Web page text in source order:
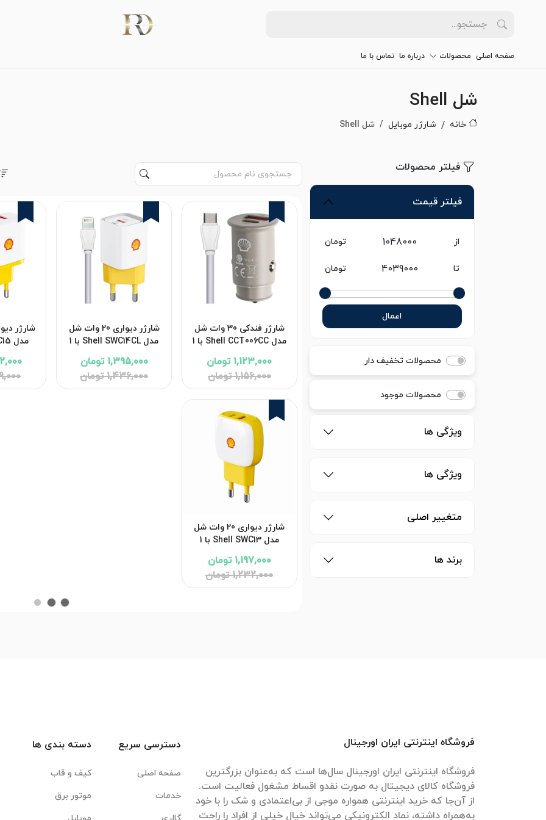
صفحه اصلی محصولات درباره ما تماس با ما
شل Shell
خانه شارژر موبایل شل Shell
فیلتر محصولات
فیلتر قیمت
از تومان
تا تومان
اعمال
محصولات تخفیف دار
محصولات موجود
ویژگی ها
ویژگی ها
متغییر اصلی
برند ها
3%
شارژر فندکی 30 وات شل
مدل Shell CCT006CC با 1
گارانتی 18 ماهه شرکتی
1,123,000 تومان
1,156,000 تومان
شارژر دیواری 20 وات شل
مدل Shell SWC14CL با 1
USB به همراه کابل لایتنینگ
با گارانتی 18 ماهه شرکتی
1,395,000 تومان
1,436,000 تومان
گارانتی 18 ماهه شرکتی
شارژر دیواری 20 وات شل
مدل Shell SWC13 با 1
USB با گارانتی 18 ماهه
شرکتی
1,197,000 تومان
1,232,000 تومان
فروشگاه اینترنتی ایران اورجینال
فروشگاه اینترنتی ایران اورجینال سال‌ها است که به‌عنوان بزرگترین
فروشگاه کالای دیجیتال به صورت نقدو اقساط مشغول فعالیت است.
از آن‌جا که خرید اینترنتی همواره موجی از بی‌اعتمادی و شک را با خود
به‌همراه داشته، نماد الکترونیکی می‌تواند خیال خیلی از افراد را راحت
دسترسی سریع
صفحه اصلی
خدمات
دسته بندی ها
کیف و قاب
موتور برق